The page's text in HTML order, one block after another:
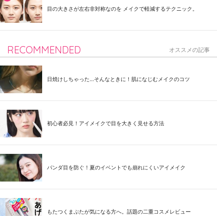
目の大きさが左右非対称なのを メイクで軽減するテクニック。
RECOMMENDED オススメの記事
日焼けしちゃった...そんなときに！肌になじむメイクのコツ
初心者必見！アイメイクで目を大きく見せる方法
パンダ目を防ぐ！夏のイベントでも崩れにくいアイメイク
もたつくまぶたが気になる方へ。話題の二重コスメレビュー